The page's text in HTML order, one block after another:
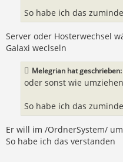
So habe ich das
Server oder Hosterwechsel
Galaxi weclseln
Melegrian hat geschrieben:
oder sonst wie
So habe ich das
Er will im /OrdnerSystem/
So habe ich das verstanden